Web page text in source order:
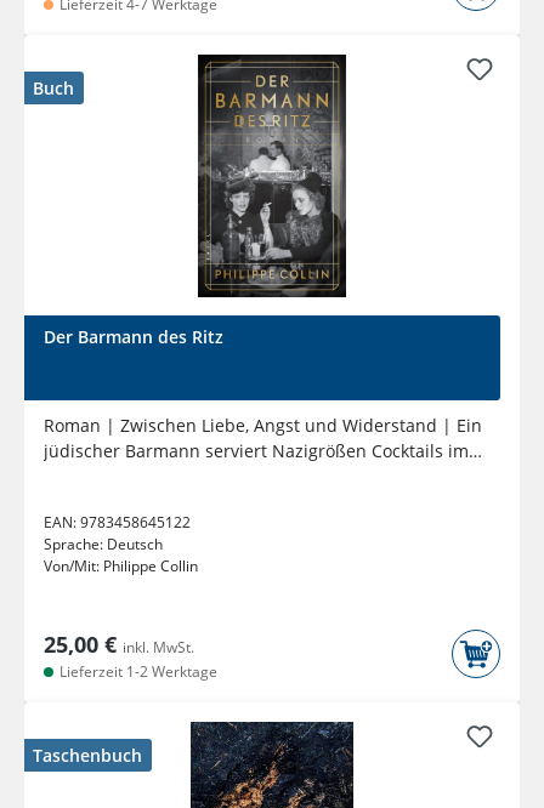
Lieferzeit 4-7 Werktage
Buch
Der Barmann des Ritz
Roman | Zwischen Liebe, Angst und Widerstand | Ein
jüdischer Barmann serviert Nazigrößen Cocktails im
EAN:9783458645122
Sprache: Deutsch
Von/Mit: Philippe Collin
25,00 € inkl. MwSt.
Lieferzeit 1-2 Werktage
Taschenbuch